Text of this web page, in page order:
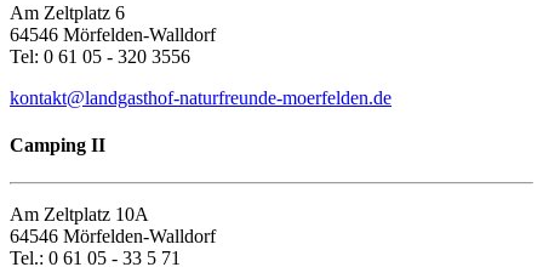
Am Zelt­platz 6
64546 Mörfelden-​Walldorf
Tel: 0 61 05 - 320 3556
kontakt@landgasthof-naturfreunde-moerfelden.de
Camping II
Am Zelt­platz 10A
64546 Mörfelden-​Walldorf
Tel.: 0 61 05 - 33 5 71